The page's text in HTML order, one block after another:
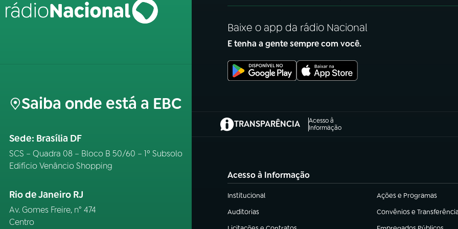
Saiba onde está a EBC
Sede: Brasília DF
SCS – Quadra 08 – Bloco B 50/60 – 1º Subsolo
Edifício Venâncio Shopping
Rio de Janeiro RJ
Av. Gomes Freire, n° 474
Centro
Baixe o app da rádio Nacional
E tenha a gente sempre com você.
TRANSPARÊNCIA
Acesso à
Informação
(abre em nova aba)
Acesso à Informação
Institucional
(abre em nova aba) Ações e Programas
(abre em nova aba)
Auditorias
(abre em nova aba) Convênios e
(abre em nova aba)